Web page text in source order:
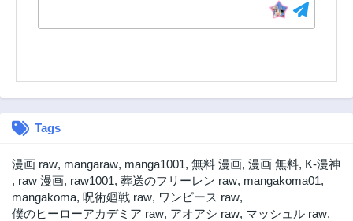
Tags
漫画 raw, mangaraw, manga1001, 無料 漫画, 漫画 無料, K-漫神
, raw 漫画, raw1001, 葬送のフリーレン raw, mangakoma01,
mangakoma, 呪術廻戦 raw, ワンピース raw,
僕のヒーローアカデミア raw, アオアシ raw, マッシュル raw,